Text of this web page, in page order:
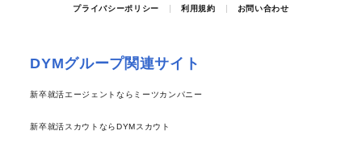
プライバシーポリシー
利用規約 お問い合わせ
DYMグループ関連サイト
新卒就活エージェントならミーツカンパニー
新卒就活スカウトならDYMスカウト